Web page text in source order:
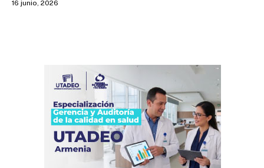
16 junio, 2026